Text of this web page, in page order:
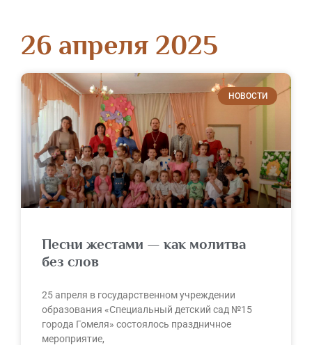
26 апреля 2025
НОВОСТИ
Песни жестами — как молитва
без слов
25 апреля в государственном учреждении
образования «Специальный детский сад №15
города Гомеля» состоялось праздничное
мероприятие,